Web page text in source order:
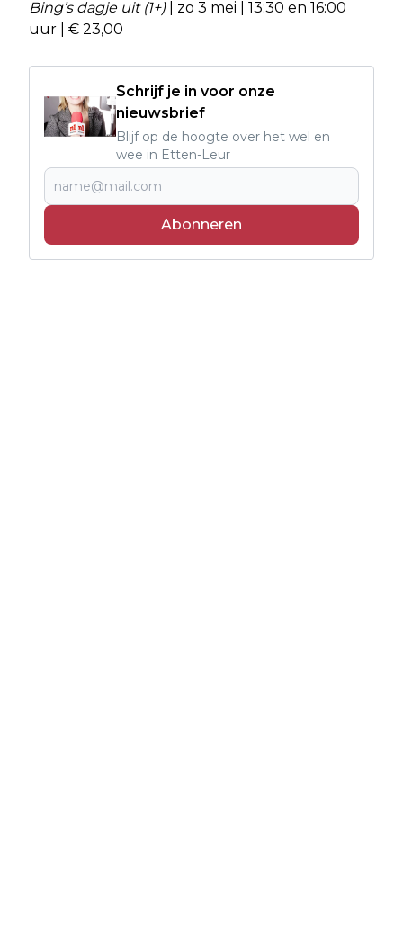
Bing’s dagje uit (1+)
| zo 3 mei | 13:30 en 16:00
uur | € 23,00
Schrijf je in voor onze
nieuwsbrief
Blijf op de hoogte over het wel en
wee in Etten-Leur
Abonneren